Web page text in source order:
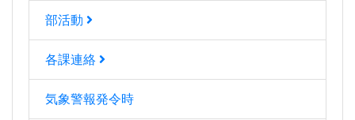
部活動
各課連絡
気象警報発令時